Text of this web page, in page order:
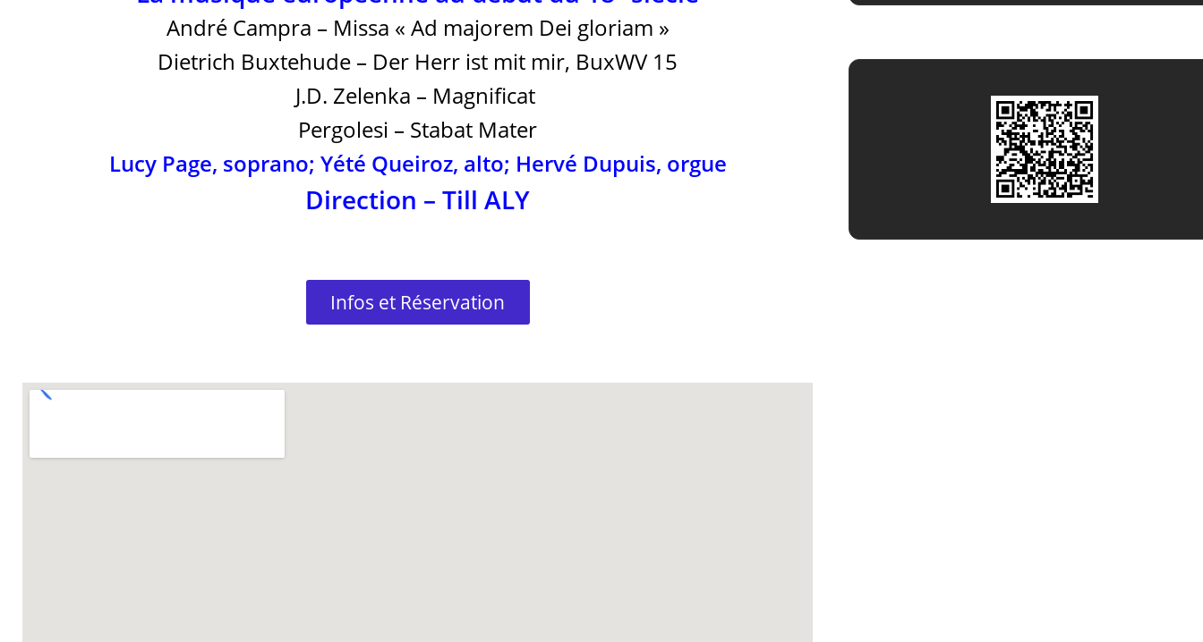
André Campra – Missa « Ad majorem Dei gloriam »
Dietrich Buxtehude – Der Herr ist mit mir, BuxWV 15
J.D. Zelenka – Magnificat
Pergolesi – Stabat Mater
Lucy Page, soprano; Yété Queiroz, alto; Hervé Dupuis, orgue
Direction – Till ALY
Infos et Réservation